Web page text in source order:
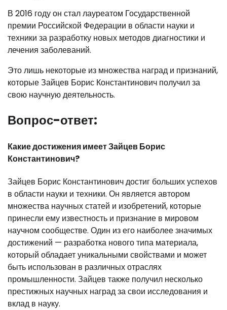
В 2016 году он стал лауреатом Государственной
премии Российской Федерации в области науки и
техники за разработку новых методов диагностики и
лечения заболеваний.
Это лишь некоторые из множества наград и признаний,
которые Зайцев Борис Константинович получил за
свою научную деятельность.
Вопрос-ответ:
Какие достижения имеет Зайцев Борис
Константинович?
Зайцев Борис Константинович достиг больших успехов
в области науки и техники. Он является автором
множества научных статей и изобретений, которые
принесли ему известность и признание в мировом
научном сообществе. Один из его наиболее значимых
достижений — разработка нового типа материала,
который обладает уникальными свойствами и может
быть использован в различных отраслях
промышленности. Зайцев также получил несколько
престижных научных наград за свои исследования и
вклад в науку.